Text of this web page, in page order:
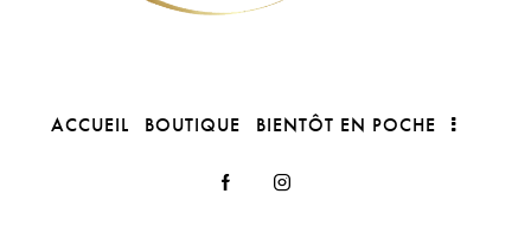
ACCUEIL BOUTIQUE BIENTÔT EN POCHE